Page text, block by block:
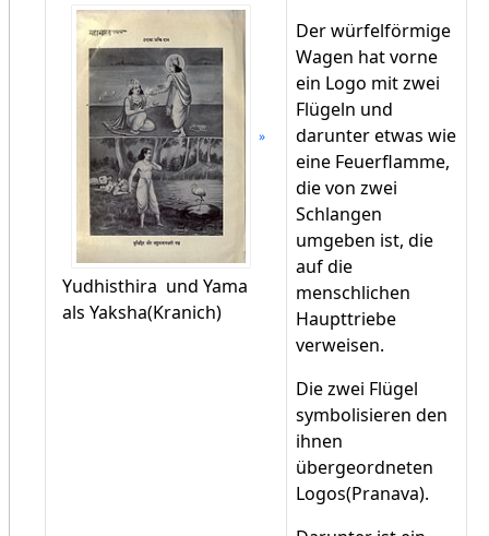
Yudhisthira und Yama
als Yaksha(Kranich)
Der würfelförmige
Wagen hat vorne
ein Logo mit zwei
Flügeln und
darunter etwas wie
eine Feuerflamme,
die von zwei
Schlangen
umgeben ist, die
auf die
menschlichen
Haupttriebe
verweisen.
Die zwei Flügel
symbolisieren den
ihnen
übergeordneten
Logos(Pranava).